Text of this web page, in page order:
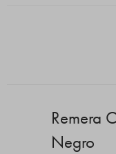
Remera
Negro